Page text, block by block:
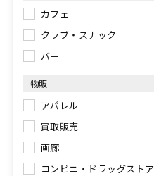
カフェ
クラブ・スナック
バー
物販
アパレル
買取販売
画廊
コンビニ・ドラッグストア